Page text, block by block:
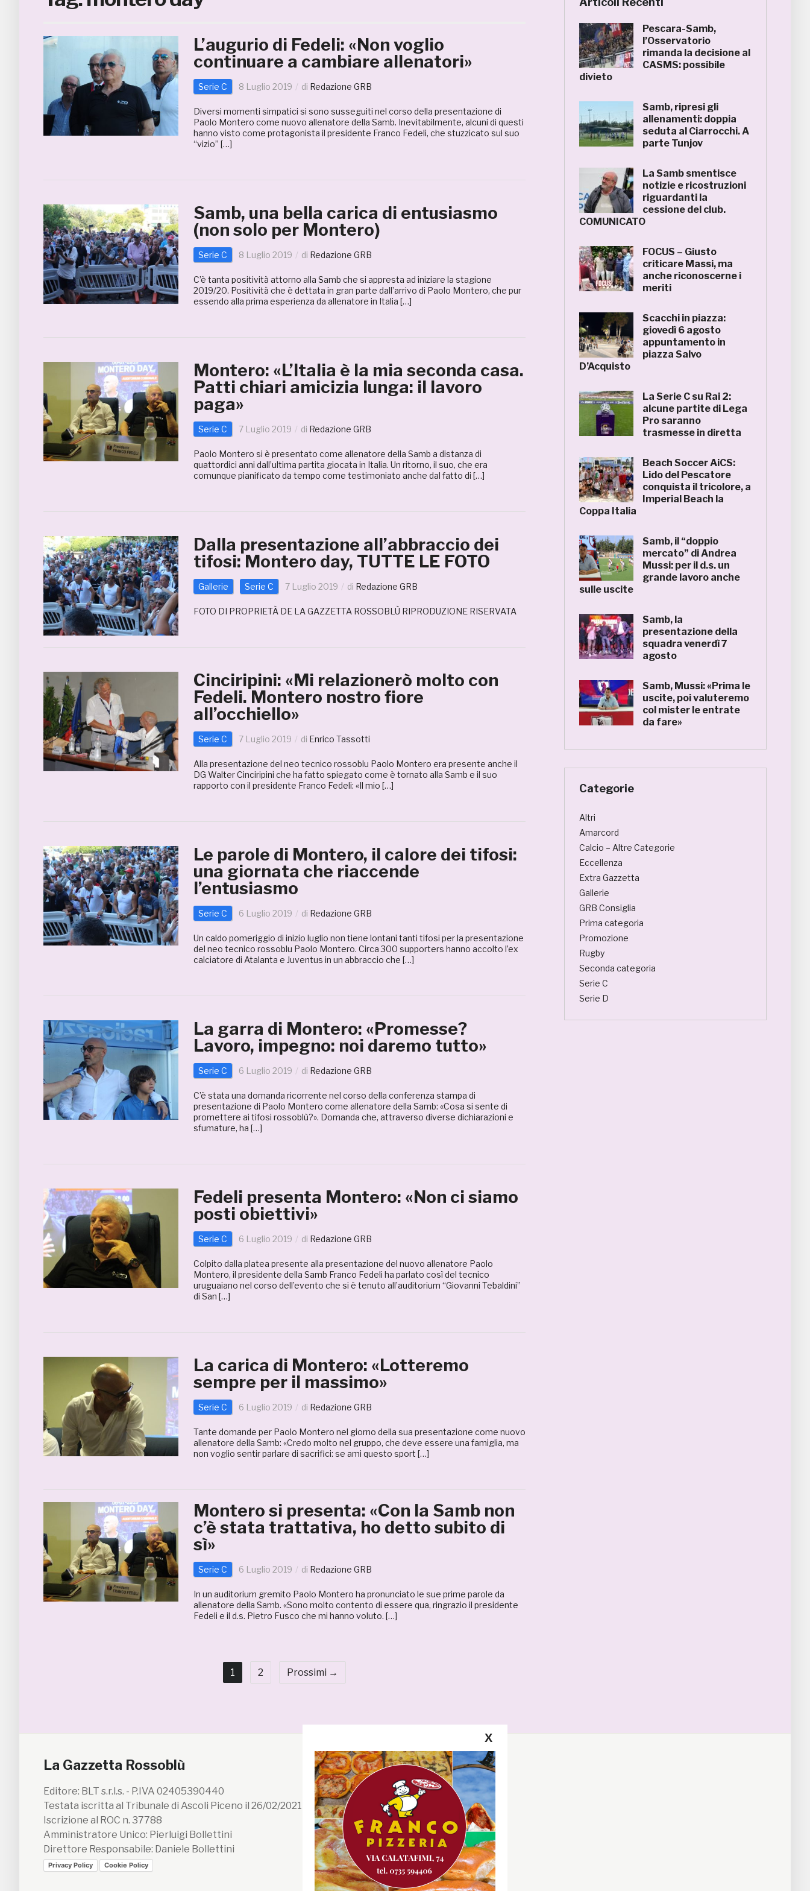
L’augurio di Fedeli: «Non voglio
continuare a cambiare allenatori»
Serie C 8 Luglio 2019 di Redazione GRB
Diversi momenti simpatici si sono susseguiti nel corso della presentazione di
Paolo Montero come nuovo allenatore della Samb. Inevitabilmente, alcuni di questi
hanno visto come protagonista il presidente Franco Fedeli, che stuzzicato sul suo
“vizio” […]
Samb, una bella carica di entusiasmo
(non solo per Montero)
Serie C 8 Luglio 2019 di Redazione GRB
C’è tanta positività attorno alla Samb che si appresta ad iniziare la stagione
2019/20. Positività che è dettata in gran parte dall’arrivo di Paolo Montero, che pur
essendo alla prima esperienza da allenatore in Italia […]
Montero: «L’Italia è la mia seconda casa.
Patti chiari amicizia lunga: il lavoro
paga»
Serie C 7 Luglio 2019 di Redazione GRB
Paolo Montero si è presentato come allenatore della Samb a distanza di
quattordici anni dall’ultima partita giocata in Italia. Un ritorno, il suo, che era
comunque pianificato da tempo come testimoniato anche dal fatto di […]
Dalla presentazione all’abbraccio dei
tifosi: Montero day, TUTTE LE FOTO
Gallerie Serie C 7 Luglio 2019 di Redazione GRB
FOTO DI PROPRIETÀ DE LA GAZZETTA ROSSOBLÙ RIPRODUZIONE RISERVATA
Cinciripini: «Mi relazionerò molto con
Fedeli. Montero nostro fiore
all’occhiello»
Serie C 7 Luglio 2019 di Enrico Tassotti
Alla presentazione del neo tecnico rossoblu Paolo Montero era presente anche il
DG Walter Cinciripini che ha fatto spiegato come è tornato alla Samb e il suo
rapporto con il presidente Franco Fedeli: «Il mio […]
Le parole di Montero, il calore dei tifosi:
una giornata che riaccende
l’entusiasmo
Serie C 6 Luglio 2019 di Redazione GRB
Un caldo pomeriggio di inizio luglio non tiene lontani tanti tifosi per la presentazione
del neo tecnico rossoblu Paolo Montero. Circa 300 supporters hanno accolto l’ex
calciatore di Atalanta e Juventus in un abbraccio che […]
La garra di Montero: «Promesse?
Lavoro, impegno: noi daremo tutto»
Serie C 6 Luglio 2019 di Redazione GRB
C’è stata una domanda ricorrente nel corso della conferenza stampa di
presentazione di Paolo Montero come allenatore della Samb: «Cosa si sente di
promettere ai tifosi rossoblù?». Domanda che, attraverso diverse dichiarazioni e
sfumature, ha […]
Fedeli presenta Montero: «Non ci siamo
posti obiettivi»
Serie C 6 Luglio 2019 di Redazione GRB
Colpito dalla platea presente alla presentazione del nuovo allenatore Paolo
Montero, il presidente della Samb Franco Fedeli ha parlato così del tecnico
uruguaiano nel corso dell’evento che si è tenuto all’auditorium “Giovanni Tebaldini”
di San […]
La carica di Montero: «Lotteremo
sempre per il massimo»
Serie C 6 Luglio 2019 di Redazione GRB
Tante domande per Paolo Montero nel giorno della sua presentazione come nuovo
allenatore della Samb: «Credo molto nel gruppo, che deve essere una famiglia, ma
non voglio sentir parlare di sacrifici: se ami questo sport […]
Montero si presenta: «Con la Samb non
c’è stata trattativa, ho detto subito di
sì»
Serie C 6 Luglio 2019 di Redazione GRB
In un auditorium gremito Paolo Montero ha pronunciato le sue prime parole da
allenatore della Samb. «Sono molto contento di essere qua, ringrazio il presidente
Fedeli e il d.s. Pietro Fusco che mi hanno voluto. […]
1 2 Prossimi →
Pescara-Samb,
l’Osservatorio
rimanda la decisione al
CASMS: possibile
divieto
Samb, ripresi gli
allenamenti: doppia
seduta al Ciarrocchi. A
parte Tunjov
La Samb smentisce
notizie e ricostruzioni
riguardanti la
cessione del club.
COMUNICATO
FOCUS – Giusto
criticare Massi, ma
anche riconoscerne i
meriti
Scacchi in piazza:
giovedì 6 agosto
appuntamento in
piazza Salvo
D’Acquisto
La Serie C su Rai 2:
alcune partite di Lega
Pro saranno
trasmesse in diretta
Beach Soccer AiCS:
Lido del Pescatore
conquista il tricolore, a
Imperial Beach la
Coppa Italia
Samb, il “doppio
mercato” di Andrea
Mussi: per il d.s. un
grande lavoro anche
sulle uscite
Samb, la
presentazione della
squadra venerdì 7
agosto
Samb, Mussi: «Prima le
uscite, poi valuteremo
col mister le entrate
da fare»
Categorie
Altri
Amarcord
Calcio – Altre Categorie
Eccellenza
Extra Gazzetta
Gallerie
GRB Consiglia
Prima categoria
Promozione
Rugby
Seconda categoria
Serie C
Serie D
La Gazzetta Rossoblù
Editore: BLT s.r.l.s. - P.IVA 02405390440
Testata iscritta al Tribunale di Ascoli Piceno il 26/02/2021 n. 199/2021
Iscrizione al ROC n. 37788
Amministratore Unico: Pierluigi Bollettini
Direttore Responsabile: Daniele Bollettini
Privacy Policy Cookie Policy
Segui la GRB
Facebook
Instagram
Twitter
X